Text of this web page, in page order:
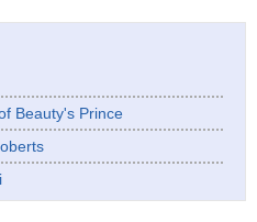
Beauty's Prince